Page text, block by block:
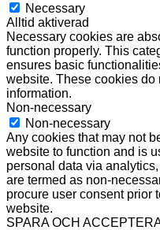
Necessary
Alltid aktiverad
Necessary cookies are
function properly. This
ensures basic
website. These cookies do
information.
Non-necessary
Non-necessary
Any cookies that may not
website to function and is
personal data via
are termed as non-
procure user consent prior
website.
SPARA OCH